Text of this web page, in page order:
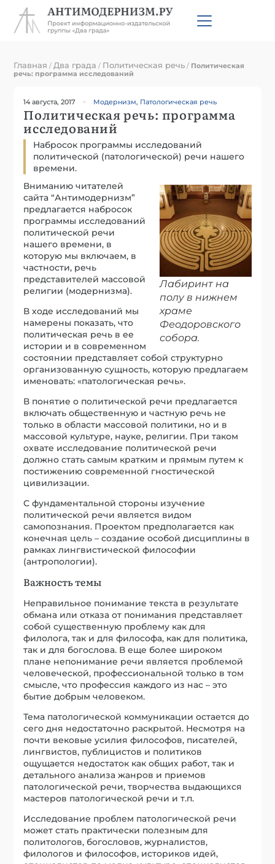
Главная / Два града / Политическая речь / Политическая
речь: программа исследований
14 августа, 2017 Модернизм, Патологическая речь
Политическая речь: программа
исследований
Набросок программы исследований
политической (патологической) речи нашего
времени.
Лабиринт на
полу в нижнем
храме
Феодоровского
собора.
Вниманию читателей
сайта “Антимодернизм”
предлагается набросок
программы исследований
политической речи
нашего времени, в
которую мы включаем, в
частности, речь
представителей массовой
религии (модернизма).
В ходе исследований мы
намерены показать, что
политическая речь в ее
истории и в современном
состоянии представляет собой структурно
организованную сущность, которую предлагаем
именовать: «патологическая речь».
В понятие о политической речи предлагается
включать общественную и частную речь не
только в области массовой политики, но и в
массовой культуре, науке, религии. При таком
охвате исследование политической речи
должно стать самым кратким и прямым путем к
постижению современной гностической
цивилизации.
С фундаментальной стороны изучение
политической речи является видом
самопознания. Проектом предполагается как
конечная цель – создание особой дисциплины в
рамках лингвистической философии
(антропологии).
Важность темы
Неправильное понимание текста в результате
обмана или отказа от понимания представляет
собой существенную проблему как для
филолога, так и для философа, как для политика,
так и для богослова. В еще более широком
плане непонимание речи является проблемой
человеческой, профессиональной только в том
смысле, что профессия каждого из нас – это
бытие добрым человеком.
Тема патологической коммуникации остается до
сего дня недостаточно раскрытой. Несмотря на
почти вековые усилия философов, писателей,
лингвистов, публицистов и политиков
ощущается недостаток как общих работ, так и
детального анализа жанров и приемов
патологической речи, творчества выдающихся
мастеров патологической речи и т.п.
Исследование проблем патологической речи
может стать практически полезным для
политологов, богословов, журналистов,
филологов и философов, историков идей,